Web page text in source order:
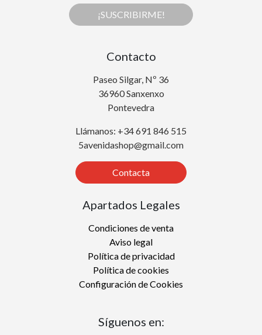
¡SUSCRIBIRME!
Contacto
Paseo Silgar, Nº 36
36960 Sanxenxo
Pontevedra
Llámanos: +34 691 846 515
5avenidashop@gmail.com
Contacta
Apartados Legales
Condiciones de venta
Aviso legal
Política de privacidad
Política de cookies
Configuración de Cookies
Síguenos en: